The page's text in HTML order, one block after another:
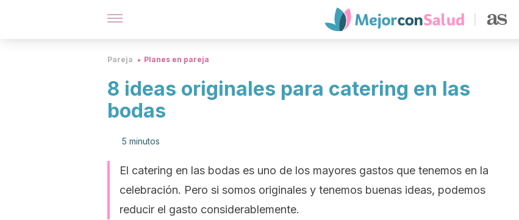
Pareja Planes en pareja
8 ideas originales para catering en las
bodas
5 minutos
El catering en las bodas es uno de los mayores gastos que tenemos en la
celebración. Pero si somos originales y tenemos buenas ideas, podemos
reducir el gasto considerablemente.